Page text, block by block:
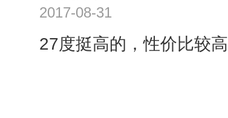
2017-08-31
27度挺高的，性价比较高